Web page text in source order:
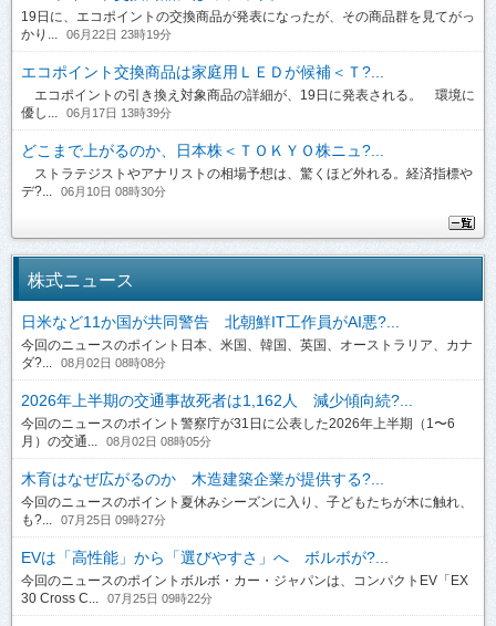
19日に、エコポイントの交換商品が発表になったが、その商品群を見てがっ
かり...
06月22日 23時19分
エコポイント交換商品は家庭用ＬＥＤが候補＜Ｔ?...
エコポイントの引き換え対象商品の詳細が、19日に発表される。 環境に
優し...
06月17日 13時39分
どこまで上がるのか、日本株＜ＴＯＫＹＯ株ニュ?...
ストラテジストやアナリストの相場予想は、驚くほど外れる。経済指標や
デ?...
06月10日 08時30分
株式ニュース
日米など11か国が共同警告 北朝鮮IT工作員がAI悪?...
今回のニュースのポイント日本、米国、韓国、英国、オーストラリア、カナ
ダ?...
08月02日 08時08分
2026年上半期の交通事故死者は1,162人 減少傾向続?...
今回のニュースのポイント警察庁が31日に公表した2026年上半期（1〜6
月）の交通...
08月02日 08時05分
木育はなぜ広がるのか 木造建築企業が提供する?...
今回のニュースのポイント夏休みシーズンに入り、子どもたちが木に触れ、
も?...
07月25日 09時27分
EVは「高性能」から「選びやすさ」へ ボルボが?...
今回のニュースのポイントボルボ・カー・ジャパンは、コンパクトEV「EX
30 Cross C...
07月25日 09時22分